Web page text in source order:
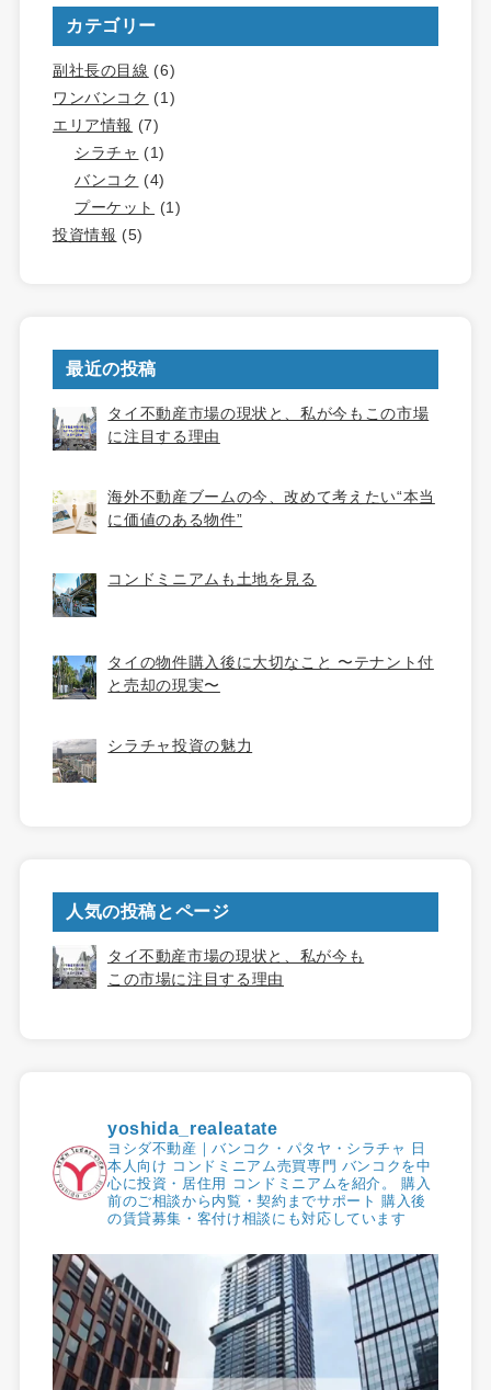
カテゴリー
副社長の目線 (6)
ワンバンコク (1)
エリア情報 (7)
シラチャ (1)
バンコク (4)
プーケット
(1)
投資情報 (5)
最近の投稿
タイ不動産市場の現状と、私が今もこの市場
に注目する理由
海外不動産ブームの今、改めて考えたい“本当
に価値のある物件”
コンドミニアムも土地を見る
タイの物件購入後に大切なこと 〜テナント付
と売却の現実〜
シラチャ投資の魅力
人気の投稿とページ
タイ不動産市場の現状と、私が今も
この市場に注目する理由
yoshida_realeatate
ヨシダ不動産｜バンコク・パタヤ・シラチャ
日
本人向け コンドミニアム売買専門 バンコクを中
心に投資・居住用
コンドミニアムを紹介。
購入
前のご相談から内覧・契約までサポート 購入後
の賃貸募集・客付け相談にも対応しています